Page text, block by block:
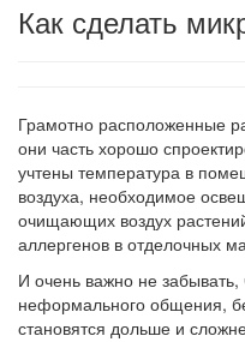
Как сделать
Грамотно расположенные
они часть хорошо
учтены температура в
воздуха, необходимое
очищающих воздух
аллергенов в отделочных
И очень важно не
неформального общения,
становятся дольше и